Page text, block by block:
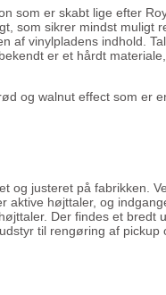
som er skabt lige efter
som sikrer mindst
vinylpladens indhold.
er et hårdt
og walnut effect som
og justeret på
højttaler, og
Der findes et bredt
til rengøring af